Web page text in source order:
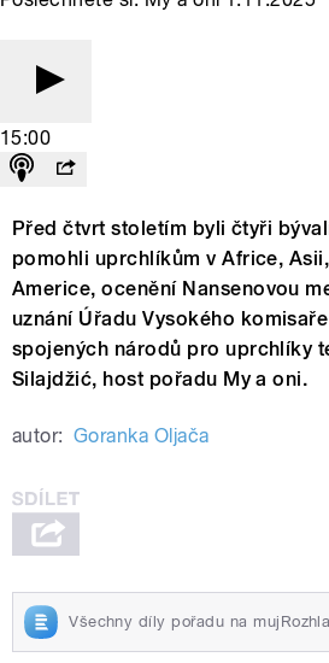
15:00
Před čtvrt stoletím byli čtyři
pomohli uprchlíkům v Africe,
Americe, ocenění Nansenovou
uznání Úřadu Vysokého
spojených národů pro uprchlíky
Silajdžić, host pořadu My a oni.
autor: Goranka Oljača
Všechny díly pořadu na